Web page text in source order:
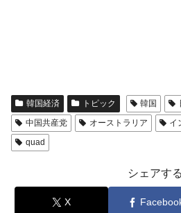
韓国経済 トピック 韓国
中国共産党
オーストラリア イ
quad
シェアする
X